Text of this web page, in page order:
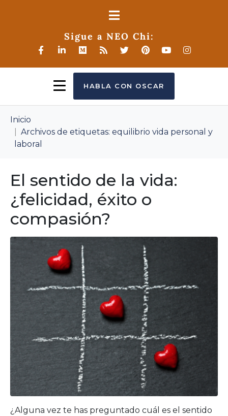
Sigue a NEO Chi:
HABLA CON OSCAR
Inicio
Archivos de etiquetas: equilibrio vida personal y
laboral
El sentido de la vida:
¿felicidad, éxito o
compasión?
¿Alguna vez te has preguntado cuál es el sentido